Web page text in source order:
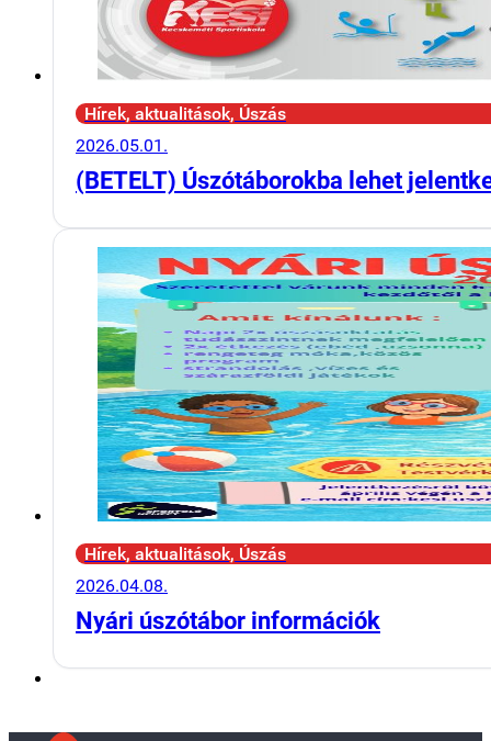
Hírek, aktualitások, Úszás
2026.05.01.
(BETELT) Úszótáborokba lehet
Hírek, aktualitások, Úszás
2026.04.08.
Nyári úszótábor információk